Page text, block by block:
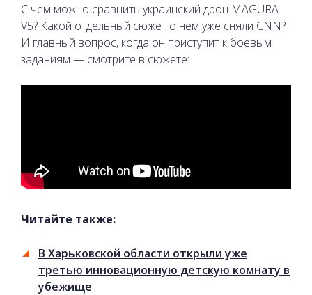
С чем можно сравнить украинский дрон MAGURA
V5? Какой отдельный сюжет о нем уже сняли CNN?
И главный вопрос, когда он приступит к боевым
заданиям — смотрите в сюжете:
Читайте также:
В Харьковской области открыли уже
третью инновационную детскую комнату в
убежище